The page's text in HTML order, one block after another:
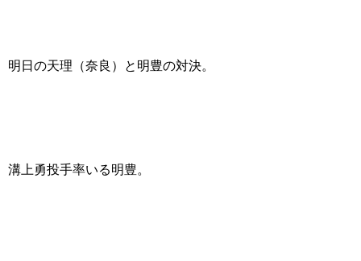
明日の天理（奈良）と明豊の対決。
溝上勇投手率いる明豊。